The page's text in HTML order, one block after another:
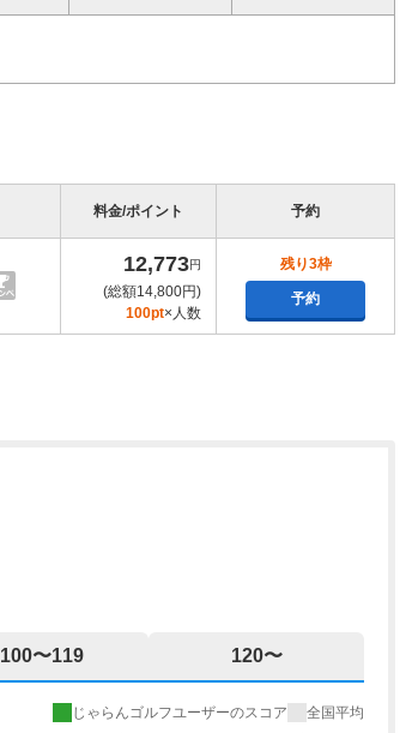
料金/ポイント 予約
12,773円
(総額14,800円)
100pt×人数
残り3枠
予約
100〜119 120〜
じゃらんゴルフユーザーのスコア 全国平均